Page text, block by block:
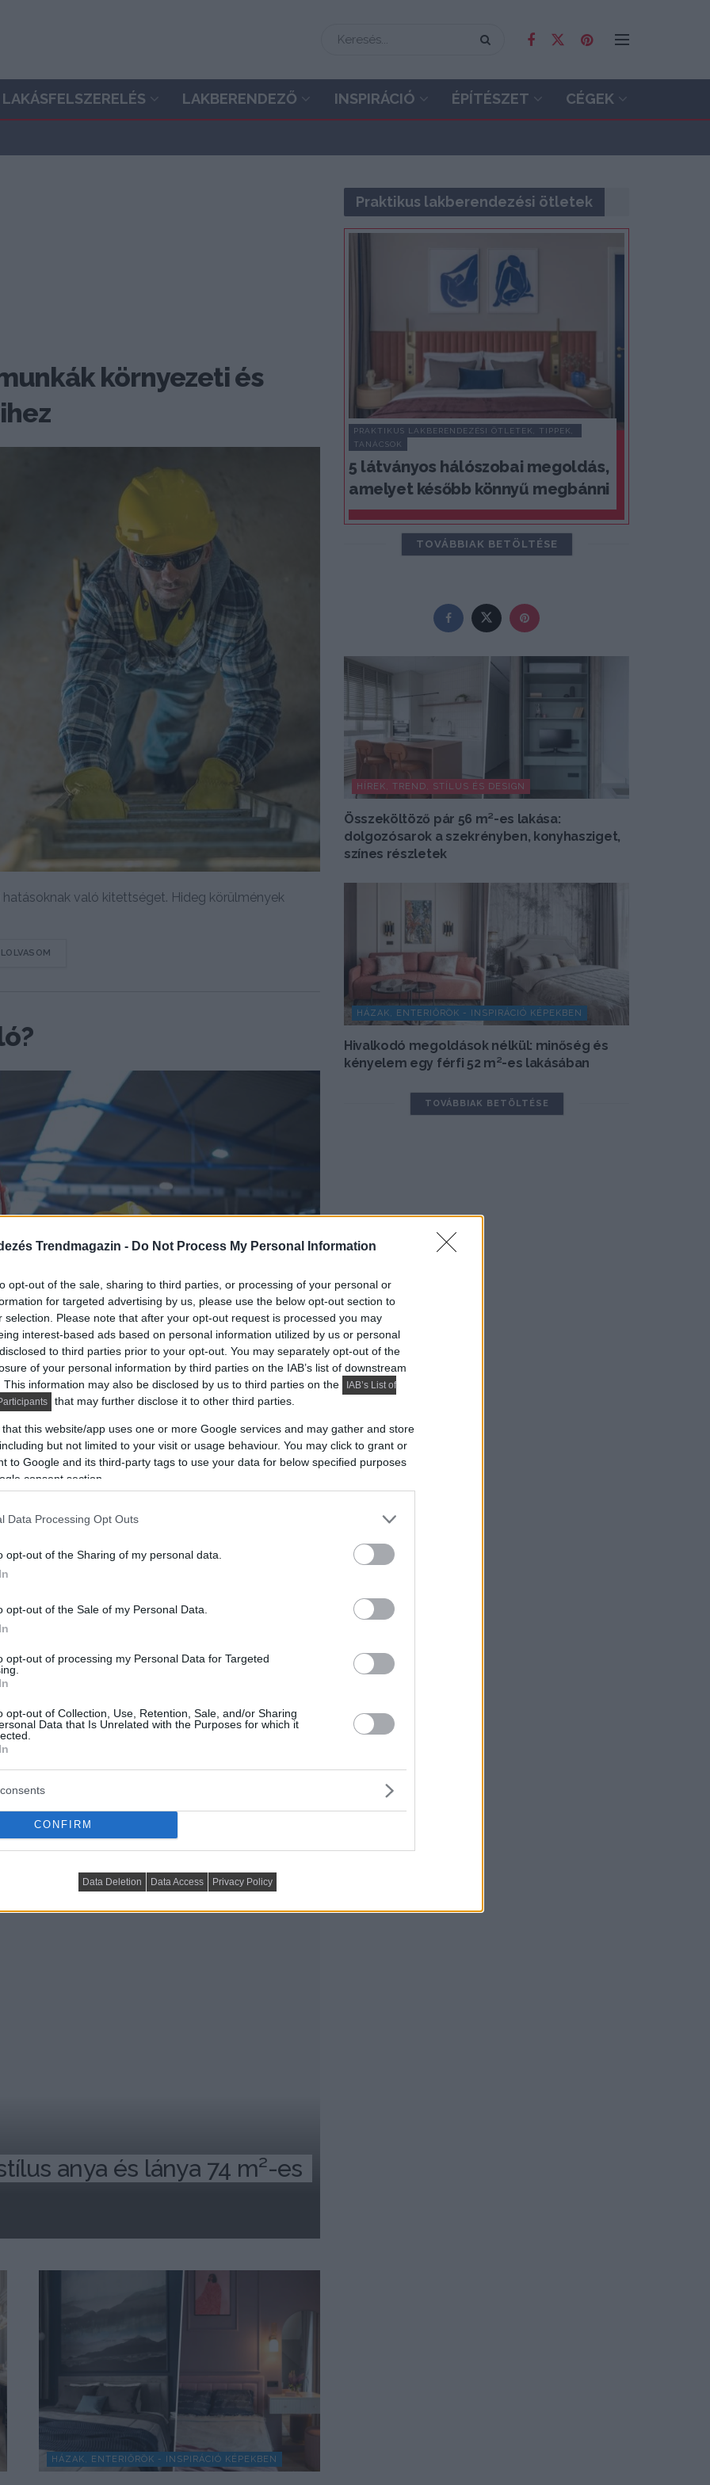
Trendmagazin - Do Not Process My Personal Information
opt-out of the sale, sharing to third parties, or processing of your personal or
for targeted advertising by us, please use the below opt-out section to
selection. Please note that after your opt-out request is processed you may
interest-based ads based on personal information utilized by us or personal
to third parties prior to your opt-out. You may separately opt-out of the
of your personal information by third parties on the IAB’s list of downstream
This information may also be disclosed by us to third parties on the
IAB’s List of
that may further disclose it to other third parties.
that this website/app uses one or more Google services and may gather and store
but not limited to your visit or usage behaviour. You may click to grant or
to Google and its third-party tags to use your data for below specified purposes
consent section.
Data Processing Opt Outs
opt-out of the Sharing of my personal data.
opt-out of the Sale of my Personal Data.
opt-out of processing my Personal Data for Targeted
opt-out of Collection, Use, Retention, Sale, and/or Sharing
Data that Is Unrelated with the Purposes for which it
CONFIRM
Data Deletion Data Access Privacy Policy
LAKÁSFELSZERELÉS LAKBERENDEZŐ INSPIRÁCIÓ ÉPÍTÉSZET CÉGEK
környezeti és
való kitettséget. Hideg körülmények
nem reagál rosszul a rendszeres mosásra,...
DETAILS
anya és lánya 74 m²-es
HÁZAK, ENTERIŐRÖK - INSPIRÁCIÓ KÉPEKBEN
Praktikus lakberendezési ötletek
PRAKTIKUS LAKBERENDEZÉSI ÖTLETEK, TIPPEK,
TANÁCSOK
5 látványos hálószobai megoldás,
amelyet később könnyű megbánni
TOVÁBBIAK BETÖLTÉSE
HÍREK, TREND, STÍLUS ÉS DESIGN
Összeköltöző pár 56 m²-es lakása:
dolgozósarok a szekrényben, konyhasziget,
színes részletek
HÁZAK, ENTERIŐRÖK - INSPIRÁCIÓ KÉPEKBEN
Hivalkodó megoldások nélkül: minőség és
kényelem egy férfi 52 m²-es lakásában
TOVÁBBIAK BETÖLTÉSE